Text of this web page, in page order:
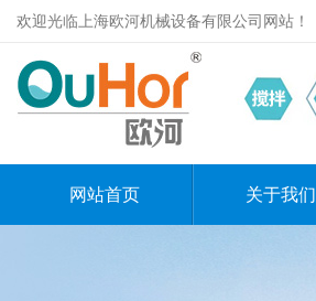
欢迎光临上海欧河机械设备有限公司网站！
网站首页 关于我们